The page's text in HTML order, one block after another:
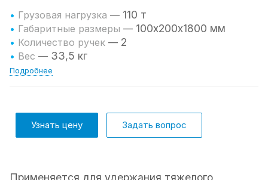
• Грузовая нагрузка — 110 т
• Габаритные размеры — 100х200х1800 мм
• Количество ручек — 2
• Вес — 33,5 кг
Подробнее
Узнать цену Задать вопрос